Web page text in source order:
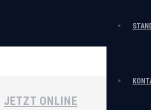
JETZT ONLINE